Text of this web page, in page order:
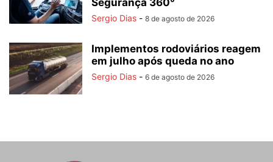
Sergio Dias - 8 de agosto de 2026
Implementos rodoviários reagem
em julho após queda no ano
Sergio Dias - 6 de agosto de 2026